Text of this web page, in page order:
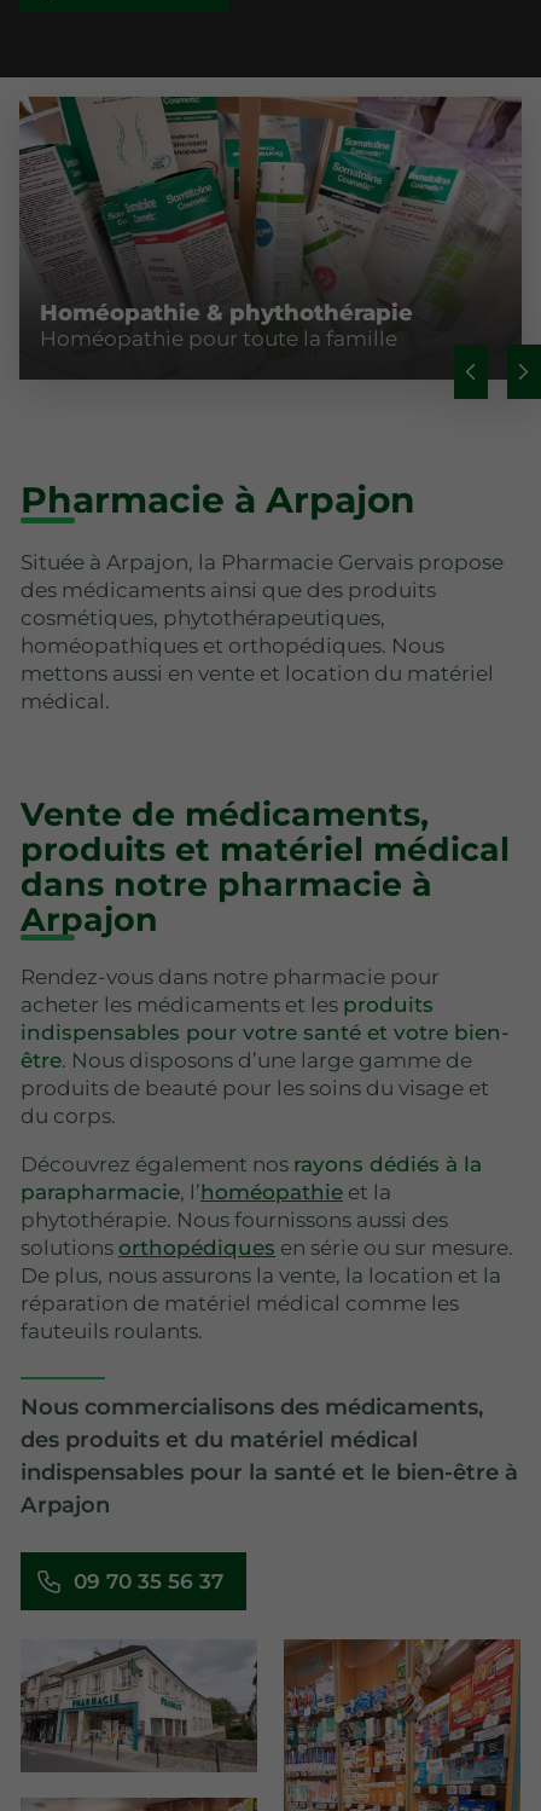
Homéopathie & phythothérapie
Homéopathie pour toute la famille
Pharmacie à Arpajon
Située à Arpajon, la Pharmacie Gervais propose
des médicaments ainsi que des produits
cosmétiques, phytothérapeutiques,
homéopathiques et orthopédiques. Nous
mettons aussi en vente et location du matériel
médical.
Vente de médicaments,
produits et matériel médical
dans notre pharmacie à
Arpajon
Rendez-vous dans notre pharmacie pour
acheter les médicaments et les produits
indispensables pour votre santé et votre bien-
être. Nous disposons d’une large gamme de
produits de beauté pour les soins du visage et
du corps.
Découvrez également nos rayons dédiés à la
parapharmacie, l’homéopathie et la
phytothérapie. Nous fournissons aussi des
solutions orthopédiques en série ou sur mesure.
De plus, nous assurons la vente, la location et la
réparation de matériel médical comme les
fauteuils roulants.
Nous commercialisons des médicaments,
des produits et du matériel médical
indispensables pour la santé et le bien-être à
Arpajon
09 70 35 56 37